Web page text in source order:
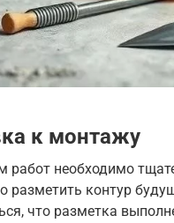
к монтажу
работ необходимо
разметить контур
что разметка